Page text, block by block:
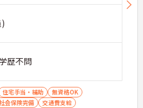
歴不問
住宅手当・補助
無資格OK
会保険完備 交通費支給